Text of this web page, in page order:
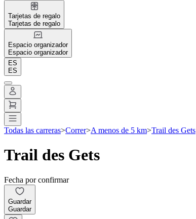
Tarjetas de regalo
Tarjetas de regalo
Espacio organizador
Espacio organizador
ES
ES
Todas las carreras>Correr>A menos de 5 km>Trail des Gets
Trail des Gets
Fecha por confirmar
Guardar
Guardar